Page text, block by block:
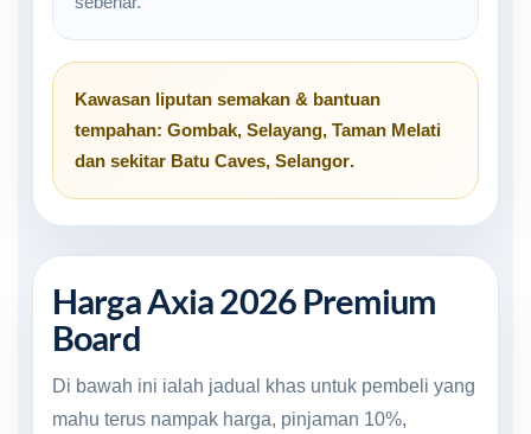
Kawasan liputan semakan & bantuan
tempahan: Gombak, Selayang, Taman Melati
dan sekitar Batu Caves, Selangor.
Harga Axia 2026 Premium
Board
Di bawah ini ialah jadual khas untuk pembeli yang
mahu terus nampak harga, pinjaman 10%,